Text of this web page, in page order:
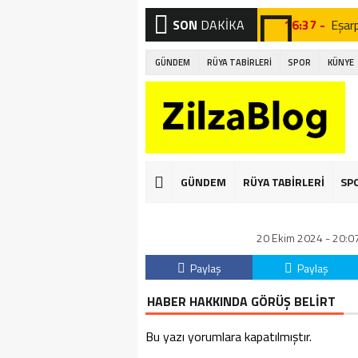
SON DAKİKA 16:37 -
16:24 -
Fizik
16:04 -
16:02 -
15:57 -
15:52 -
00:53 -
22:31 -
21:05 -
GÜNDEM RÜYA TABİRLERİ SPOR KÜNYE
GÜNDEM RÜYA TABİRLERİ
20 Ekim 2024 -
Paylaş
Paylaş
HABER HAKKINDA GÖRÜŞ BELİRT
Bu yazı yorumlara kapatılmıştır.